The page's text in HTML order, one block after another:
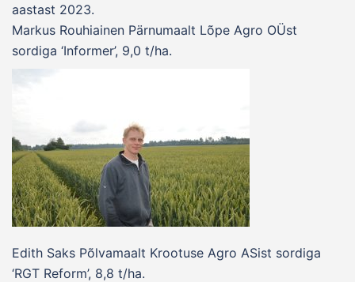
aastast 2023.
Markus Rouhiainen Pärnumaalt Lõpe Agro OÜst
sordiga ‘Informer’, 9,0 t/ha.
Edith Saks Põlvamaalt Krootuse Agro ASist sordiga
‘RGT Reform’, 8,8 t/ha.